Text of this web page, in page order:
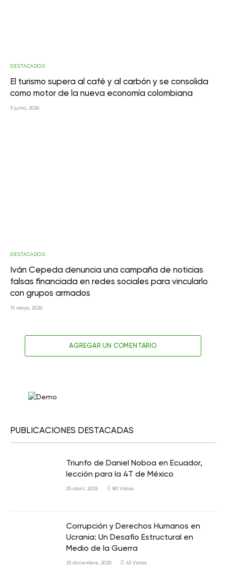
DESTACADOS
El turismo supera al café y al carbón y se consolida
como motor de la nueva economía colombiana
3 junio, 2026
DESTACADOS
Iván Cepeda denuncia una campaña de noticias
falsas financiada en redes sociales para vincularlo
con grupos armados
15 mayo, 2026
AGREGAR UN COMENTARIO
PUBLICACIONES DESTACADAS
Triunfo de Daniel Noboa en Ecuador,
lección para la 4T de México
25 abril, 2025 80 Vistas
Corrupción y Derechos Humanos en
Ucrania: Un Desafío Estructural en
Medio de la Guerra
25 diciembre, 2025 63 Vistas